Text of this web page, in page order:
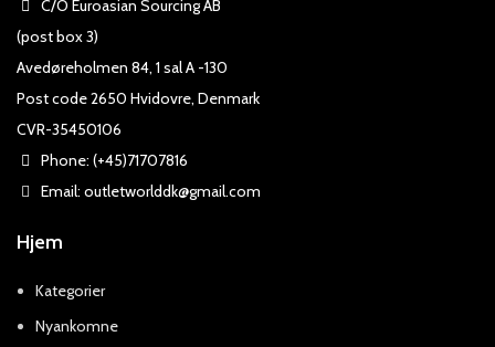
C/O Euroasian Sourcing AB
(post box 3)
Avedøreholmen 84, 1 sal A -130
Post code 2650 Hvidovre, Denmark
CVR-35450106
Phone: (+45)71707816
Email: outletworlddk@gmail.com
Hjem
Kategorier
Nyankomne